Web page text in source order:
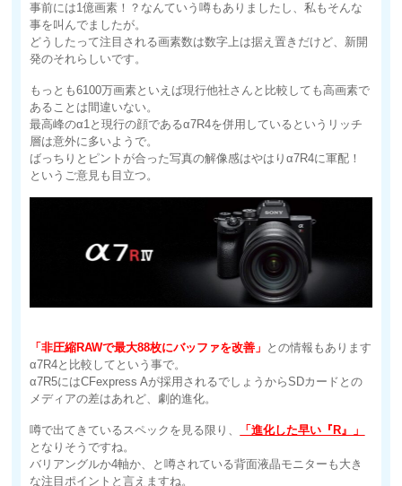
事前には1億画素！？なんていう噂もありましたし、私もそんな
事を叫んでましたが。
どうしたって注目される画素数は数字上は据え置きだけど、新開
発のそれらしいです。
もっとも6100万画素といえば現行他社さんと比較しても高画素で
あることは間違いない。
最高峰のα1と現行の顔であるα7R4を併用しているというリッチ
層は意外に多いようで。
ばっちりとピントが合った写真の解像感はやはりα7R4に軍配！
というご意見も目立つ。
「非圧縮RAWで最大88枚にバッファを改善」 との情報もあります
α7R4と比較してという事で。
α7R5にはCFexpress Aが採用されるでしょうからSDカードとの
メディアの差はあれど、劇的進化。
噂で出てきているスペックを見る限り、
「進化した早い『R』」
となりそうですね。
バリアングルか4軸か、と噂されている背面液晶モニターも大き
な注目ポイントと言えますね。